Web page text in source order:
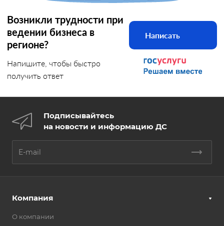
Возникли трудности при
ведении бизнеса в
регионе?
Напишите, чтобы быстро
получить ответ
Написать
Подписывайтесь
на новости и информацию ДС
Компания
О компании